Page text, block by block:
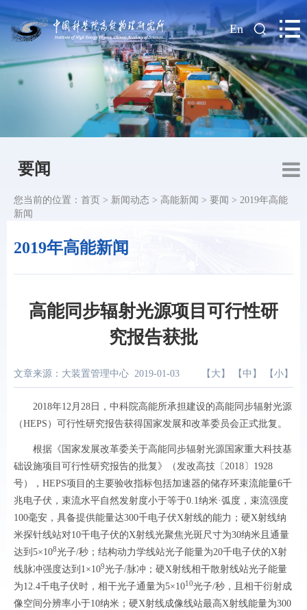
| En
要闻
2019年高能新闻
您当前的位置： 首页 > 新闻动态 > 高能新闻 > 要闻 > 2019年高能
新闻
高能同步辐射光源项目可行性研
究报告获批
文章来源：大装置管理中心 2019-01-03 【 大 】 【 中 】 【 小 】
2018年12月28日，中科院高能所承担建设的高能同步辐射光源
（HEPS）可行性研究报告获得国家发展和改革委员会正式批复。
根据《国家发展改革委关于高能同步辐射光源国家重大科技基
础设施项目可行性研究报告的批复》（发改高技〔2018〕1928
号），HEPS项目的主要验收指标包括加速器的储存环束流能量6千
兆电子伏，束流水平自然发射度小于等于0.1纳米·弧度，束流强度
100毫安，具备提供能量达300千电子伏X射线的能力；硬X射线纳
米探针线站对10千电子伏的X射线光聚焦光斑尺寸为30纳米且通量
达到5×108光子/秒；结构动力学线站光子能量为20千电子伏的X射
线脉冲强度达到1×109光子/脉冲；硬X射线相干散射线站光子能量
为12.4千电子伏时，相干光子通量为5×1010光子/秒，且相干衍射成
像空间分辨率小于10纳米；硬X射线成像线站最高X射线能量为300